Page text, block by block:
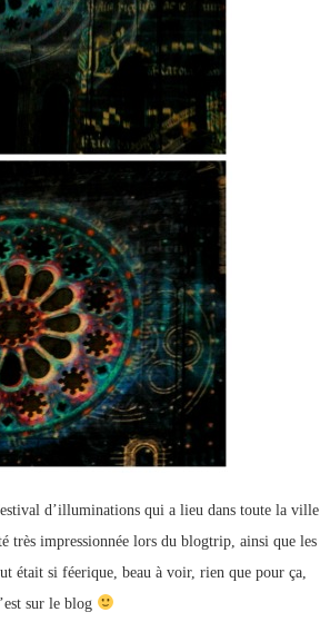
d’illuminations qui a lieu dans toute la ville
très impressionnée lors du blogtrip, ainsi que les
était si féerique, beau à voir, rien que pour ça,
sur le blog